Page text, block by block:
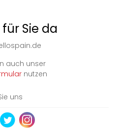
Sie da
auch unser
nutzen
uns